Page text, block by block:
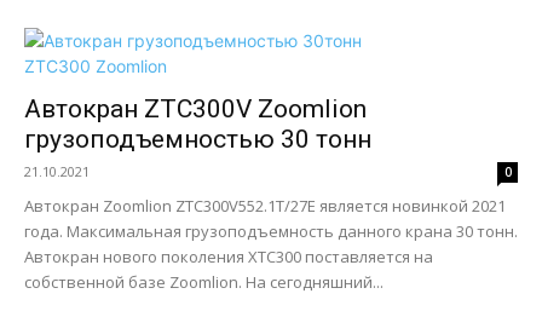
Автокран ZTC300V Zoomlion
грузоподъемностью 30 тонн
21.10.2021 0
Автокран Zoomlion ZTC300V552.1T/27E является новинкой 2021
года. Максимальная грузоподъемность данного крана 30 тонн.
Автокран нового поколения XTC300 поставляется на
собственной базе Zoomlion. На сегодняшний...